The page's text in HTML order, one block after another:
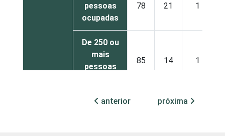
pessoas
ocupadas
78 21 1
De 250 ou
mais
pessoas
85 14 1
Nãoanterior próxima